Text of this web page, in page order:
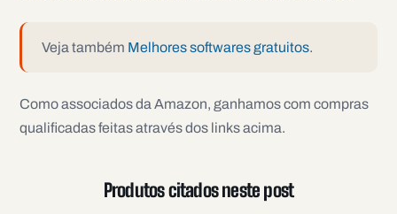
Veja também Melhores softwares gratuitos.
Como associados da Amazon, ganhamos com compras
qualificadas feitas através dos links acima.
Produtos citados neste post